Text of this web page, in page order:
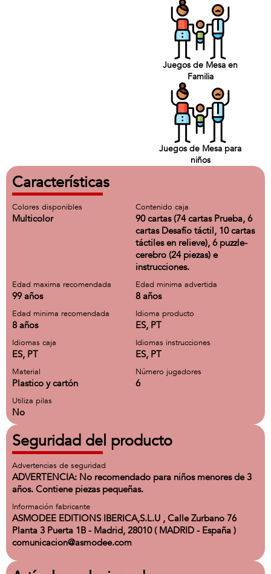
Juegos de Mesa en
Familia
Juegos de Mesa para
niños
Características
Colores disponibles
Multicolor
Contenido caja
90 cartas (74 cartas Prueba, 6
cartas Desafío táctil, 10 cartas
táctiles en relieve), 6 puzzle-
cerebro (24 piezas) e
instrucciones.
Edad maxima recomendada
99 años
Edad minima advertida
8 años
Edad minima recomendada
8 años
Idioma producto
ES, PT
Idiomas caja
ES, PT
Idiomas instrucciones
ES, PT
Material
Plastico y cartón
Número jugadores
6
Utiliza pilas
No
Seguridad del producto
Advertencias de seguridad
ADVERTENCIA: No recomendado para niños menores de 3
años. Contiene piezas pequeñas.
Información fabricante
ASMODEE EDITIONS IBERICA,S.L.U , Calle Zurbano 76
Planta 3 Puerta 1B - Madrid, 28010 ( MADRID - España )
comunicacion@asmodee.com